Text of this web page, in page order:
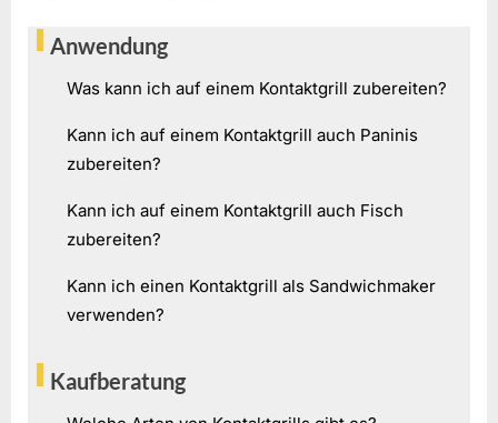
Anwendung
Was kann ich auf einem Kontaktgrill zubereiten?
Kann ich auf einem Kontaktgrill auch Paninis
zubereiten?
Kann ich auf einem Kontaktgrill auch Fisch
zubereiten?
Kann ich einen Kontaktgrill als Sandwichmaker
verwenden?
Kaufberatung